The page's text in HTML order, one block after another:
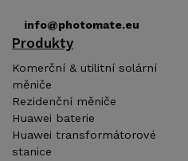
info@photomate.eu
Produkty
Komerční & utilitní solární
měniče
Rezidenční měniče
Huawei baterie
Huawei transformátorové
stanice